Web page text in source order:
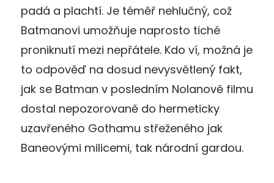
padá a plachtí. Je téměř nehlučný, což
Batmanovi umožňuje naprosto tiché
proniknutí mezi nepřátele. Kdo ví, možná je
to odpověď na dosud nevysvětlený fakt,
jak se Batman v posledním Nolanově filmu
dostal nepozorovaně do hermeticky
uzavřeného Gothamu střeženého jak
Baneovými milicemi, tak národní gardou.